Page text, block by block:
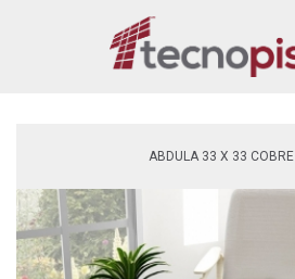
ABDULA 33 X 33 COBRE